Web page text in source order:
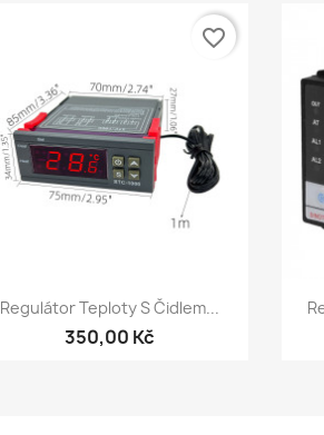
Szybki podgląd
Regulátor Teploty S Čidlem...
350,00 Kč
favorite_border